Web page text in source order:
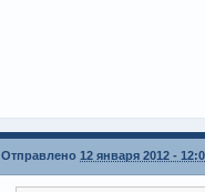
Отправлено 12 января 2012 -